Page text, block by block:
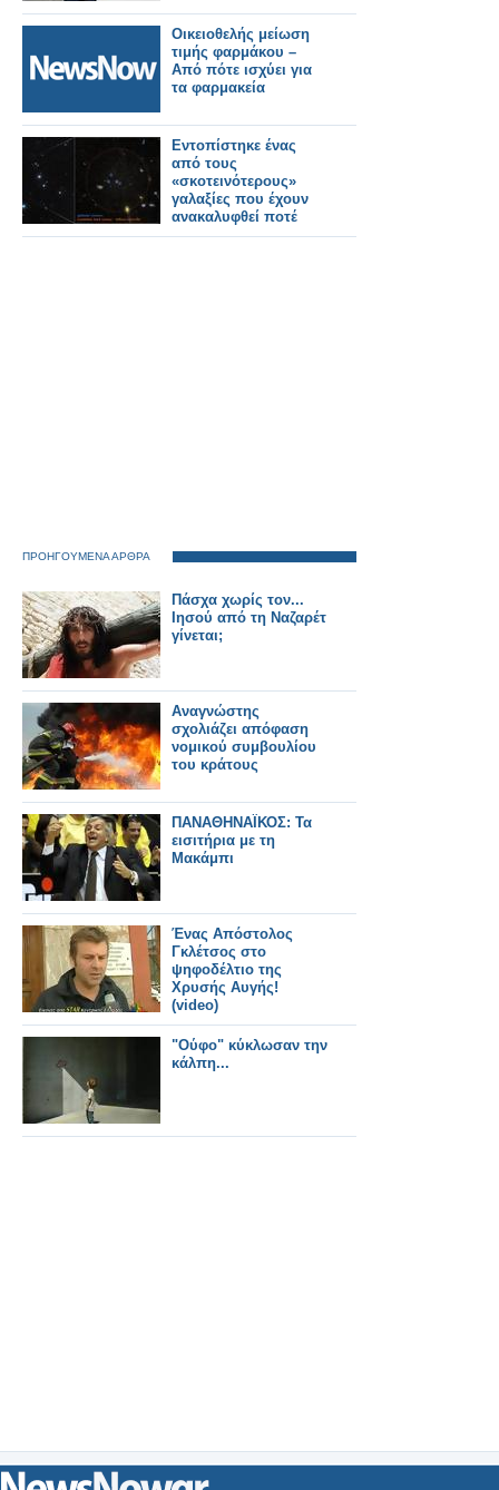
Οικειοθελής μείωση
τιμής φαρμάκου –
Από πότε ισχύει για
τα φαρμακεία
Εντοπίστηκε ένας
από τους
«σκοτεινότερους»
γαλαξίες που έχουν
ανακαλυφθεί ποτέ
ΠΡΟΗΓΟΥΜΕΝΑ ΑΡΘΡΑ
Πάσχα χωρίς τον...
Ιησού από τη Ναζαρέτ
γίνεται;
Αναγνώστης
σχολιάζει απόφαση
νομικού συμβουλίου
του κράτους
ΠΑΝΑΘΗΝΑΪΚΟΣ: Τα
εισιτήρια με τη
Μακάμπι
Ένας Απόστολος
Γκλέτσος στο
ψηφοδέλτιο της
Χρυσής Αυγής!
(video)
"Ούφο" κύκλωσαν την
κάλπη...